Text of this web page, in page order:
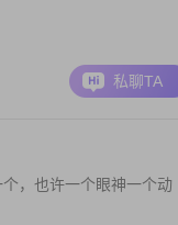
私聊TA
，也许一个眼神一个动